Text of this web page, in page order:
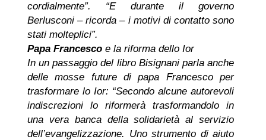
cordialmente”. “E durante il governo
Berlusconi – ricorda – i motivi di contatto sono
stati molteplici”.
Papa Francesco e la riforma dello Ior
In un passaggio del libro Bisignani parla anche
delle mosse future di papa Francesco per
trasformare lo Ior: “Secondo alcune autorevoli
indiscrezioni lo riformerà trasformandolo in
una vera banca della solidarietà al servizio
dell’evangelizzazione. Uno strumento di aiuto